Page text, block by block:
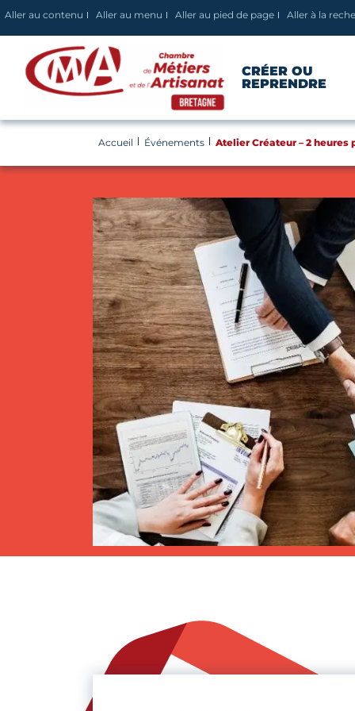
Panneau de gestion des cookies
Aller au contenu Aller au menu Aller au pied de page Aller à la
CRÉER OU
REPRENDRE
Accueil Événements Atelier Créateur – 2 heures